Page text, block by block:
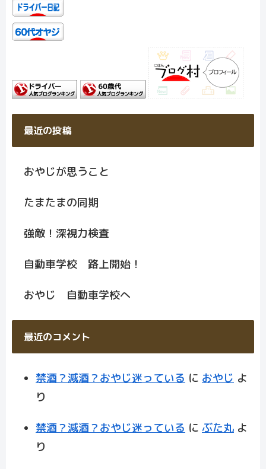
最近の投稿
おやじが思うこと
たまたまの同期
強敵！深視力検査
自動車学校 路上開始！
おやじ 自動車学校へ
最近のコメント
禁酒？減酒？おやじ迷っている に おやじ よ
り
禁酒？減酒？おやじ迷っている に ぶた丸 よ
り